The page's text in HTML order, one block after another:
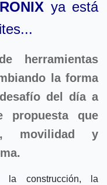
ya está
herramientas
la forma
del día a
propuesta que
movilidad y
construcción, la